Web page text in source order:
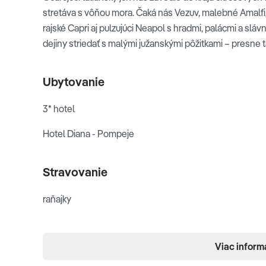
4. deň
Po raňajkách sa presunieme do
jeho centra. Spoznáme Castel Nuovo, Kráľovský palác,
storočí pôsobili aj Petrarca a Boccaccio. A Galleria
letisko v Neapole, odkiaľ odletíme späť do Viedne.
stretáva s vôňou mora. Čaká nás Vezuv, malebné
rajské Capri aj pulzujúci Neapol s hradmi, palácmi a
dejiny striedať s malými južanskými pôžitkami – presne
Ubytovanie
3* hotel
Hotel Diana - Pompeje
Stravovanie
raňajky
Viac